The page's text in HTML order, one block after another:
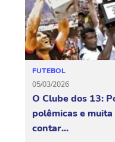
FUTEBOL
05/03/2026
O Clube dos 13:
polêmicas e
contar...